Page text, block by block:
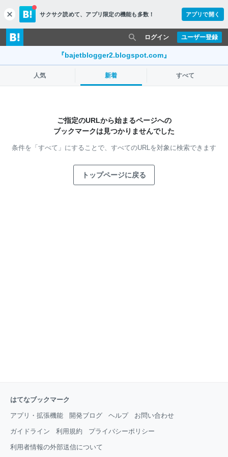
c
l
o
s
サクサク読めて、 アプリ限定の機能も多数！ アプリで開く
ユーザー登録
ログイン
『bajetblogger2.blogspot.com』
人気 新着 すべて
ご指定のURLから始まるページへの
ブックマークは見つかりませんでした
条件を「すべて」にすることで、 すべてのURLを対象に検索できます
トップページに戻る
はてなブックマーク
アプリ・拡張機能 開発ブログ ヘルプ お問い合わせ
ガイドライン 利用規約 プライバシーポリシー
利用者情報の外部送信について